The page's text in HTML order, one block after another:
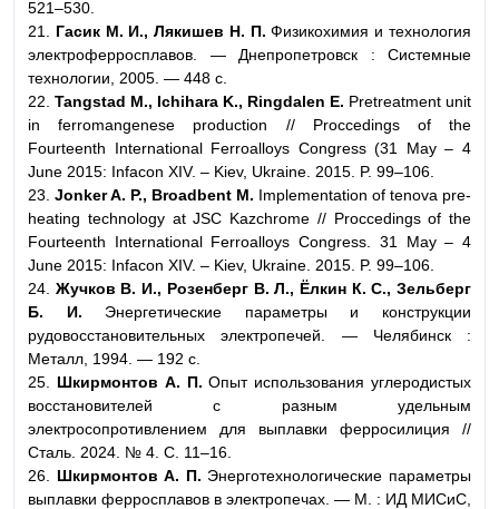
521–530.
21. Гасик М. И., Лякишев Н. П. Физикохимия и технология
электроферросплавов. — Днепропетровск : Системные
технологии, 2005. — 448 с.
22. Tangstad M., Ichihara K., Ringdalen E. Pretreatment unit
in ferromangenese production // Proccedings of the
Fourteenth International Ferroalloys Congress (31 May – 4
June 2015: Infacon XIV. – Kiev, Ukraine. 2015. P. 99–106.
23. Jonker A. P., Broadbent M. Implementation of tenova pre-
heating technology at JSC Kazchrome // Proccedings of the
Fourteenth International Ferroalloys Congress. 31 May – 4
June 2015: Infacon XIV. – Kiev, Ukraine. 2015. P. 99–106.
24. Жучков В. И., Розенберг В. Л., Ёлкин К. С., Зельберг
Б. И. Энергетические параметры и конструкции
рудовосстановительных электропечей. — Челябинск :
Металл, 1994. — 192 с.
25. Шкирмонтов А. П. Опыт использования углеродистых
восстановителей с разным удельным
электросопротивлением для выплавки ферросилиция //
Сталь. 2024. № 4. С. 11–16.
26. Шкирмонтов А. П. Энерготехнологические параметры
выплавки ферросплавов в электропечах. — М. : ИД МИСиС,